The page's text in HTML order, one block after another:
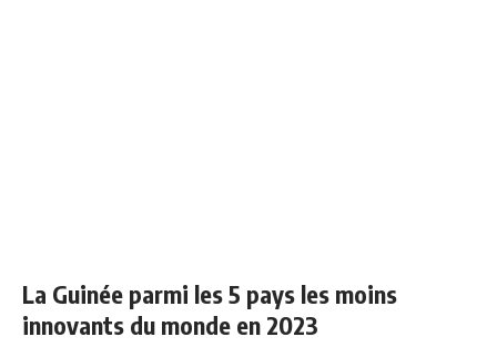
La Guinée parmi les 5 pays les moins
innovants du monde en 2023